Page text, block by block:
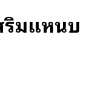
ริมแหนบ